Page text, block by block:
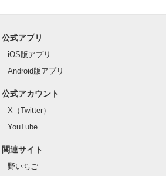
公式アプリ
iOS版アプリ
Android版アプリ
公式アカウント
X（Twitter）
YouTube
関連サイト
野いちご